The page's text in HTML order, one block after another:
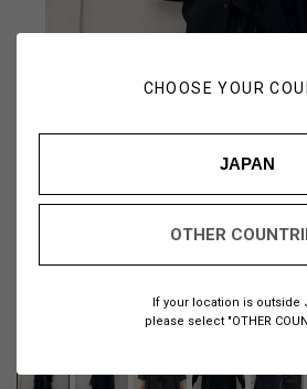
CHOOSE YOUR
JAPAN
OTHER
If your location is outside
please select "OTHER